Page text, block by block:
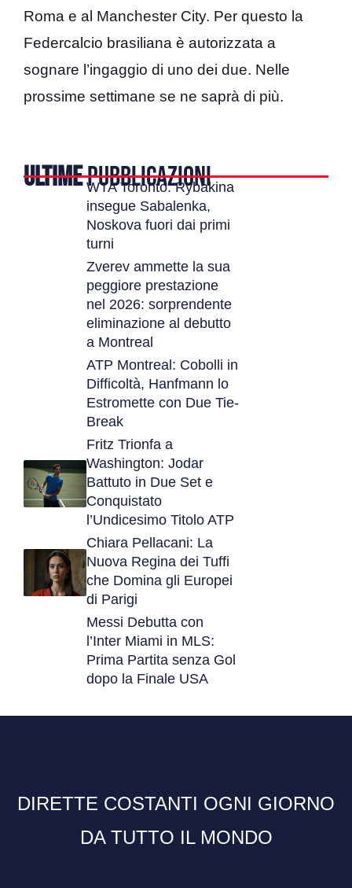
Roma e al Manchester City. Per questo la
Federcalcio brasiliana è autorizzata a
sognare l’ingaggio di uno dei due. Nelle
prossime settimane se ne saprà di più.
ULTIMEPUBBLICAZIONI
WTA Toronto: Rybakina
insegue Sabalenka,
Noskova fuori dai primi
turni
Zverev ammette la sua
peggiore prestazione
nel 2026: sorprendente
eliminazione al debutto
a Montreal
ATP Montreal: Cobolli in
Difficoltà, Hanfmann lo
Estromette con Due Tie-
Break
Fritz Trionfa a
Washington: Jodar
Battuto in Due Set e
Conquistato
l’Undicesimo Titolo ATP
Chiara Pellacani: La
Nuova Regina dei Tuffi
che Domina gli Europei
di Parigi
Messi Debutta con
l’Inter Miami in MLS:
Prima Partita senza Gol
dopo la Finale USA
DIRETTE COSTANTI OGNI GIORNO
DA TUTTO IL MONDO